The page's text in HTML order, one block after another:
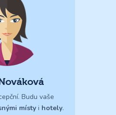
Budu vaše
místy i hotely.